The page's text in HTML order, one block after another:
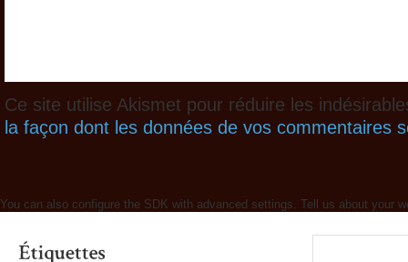
Ce site utilise Akismet pour réduire les
la façon dont les données de vos commentaires
You can also configure the SDK with advanced settings. Tell us about your